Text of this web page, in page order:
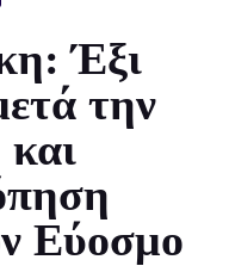
Έξι
την
και
Εύοσμο